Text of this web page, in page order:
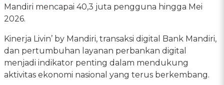
Mandiri mencapai 40,3 juta pengguna hingga Mei
2026.
Kinerja Livin’ by Mandiri, transaksi digital Bank Mandiri,
dan pertumbuhan layanan perbankan digital
menjadi indikator penting dalam mendukung
aktivitas ekonomi nasional yang terus berkembang.